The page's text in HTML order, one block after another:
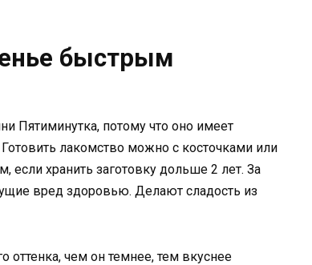
быстрым
Пятиминутка, потому что оно имеет
лакомство можно с косточками или
если хранить заготовку дольше 2 лет. За
вред здоровью. Делают сладость из
оттенка, чем он темнее, тем вкуснее